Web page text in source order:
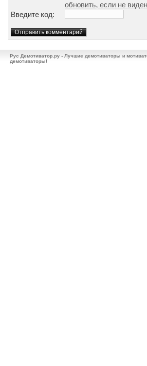
обновить, если не
Введите код:
Рус Демотиватор.ру - Лучшие демотиваторы и
демотиваторы!